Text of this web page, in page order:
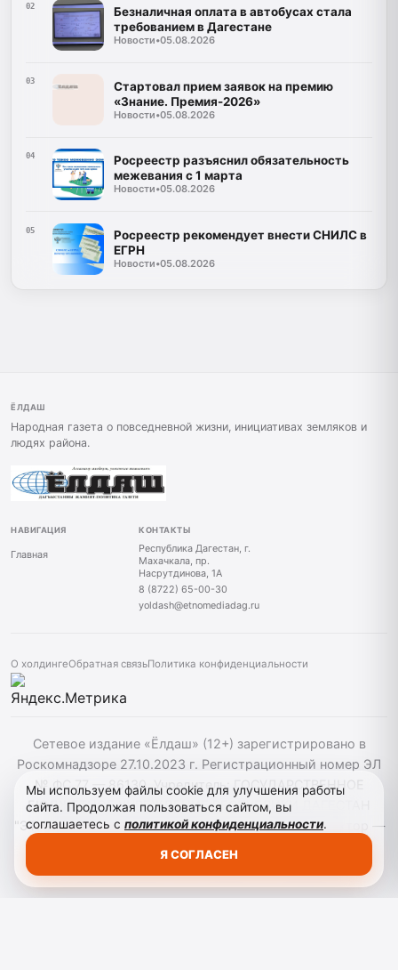
02
Безналичная оплата в автобусах стала
требованием в Дагестане
Новости•05.08.2026
03
Стартовал прием заявок на премию
«Знание. Премия-2026»
Новости•05.08.2026
04
Росреестр разъяснил обязательность
межевания с 1 марта
Новости•05.08.2026
05
Росреестр рекомендует внести СНИЛС в
ЕГРН
Новости•05.08.2026
ЁЛДАШ
Народная газета о повседневной жизни, инициативах земляков и
людях района.
НАВИГАЦИЯ
Главная
КОНТАКТЫ
Республика Дагестан, г.
Махачкала, пр.
Насрутдинова, 1А
8 (8722) 65-00-30
yoldash@etnomediadag.ru
О холдингеОбратная связьПолитика конфиденциальности
Сетевое издание «Ёлдаш» (12+) зарегистрировано в
Роскомнадзоре 27.10.2023 г. Регистрационный номер ЭЛ
№ ФС 77 — 86130. Учредитель: ГОСУДАРСТВЕННОЕ
БЮДЖЕТНОЕ УЧРЕЖДЕНИЕ РЕСПУБЛИКИ ДАГЕСТАН
"ЭТНОМЕДИАХОЛДИНГ "ДАГЕСТАН" главный редактор —
Г. А. Конакбиев. При использовании материалов сайта
Мы используем файлы cookie для улучшения работы
сайта. Продолжая пользоваться сайтом, вы
соглашаетесь с политикой конфиденциальности.
Я СОГЛАСЕН